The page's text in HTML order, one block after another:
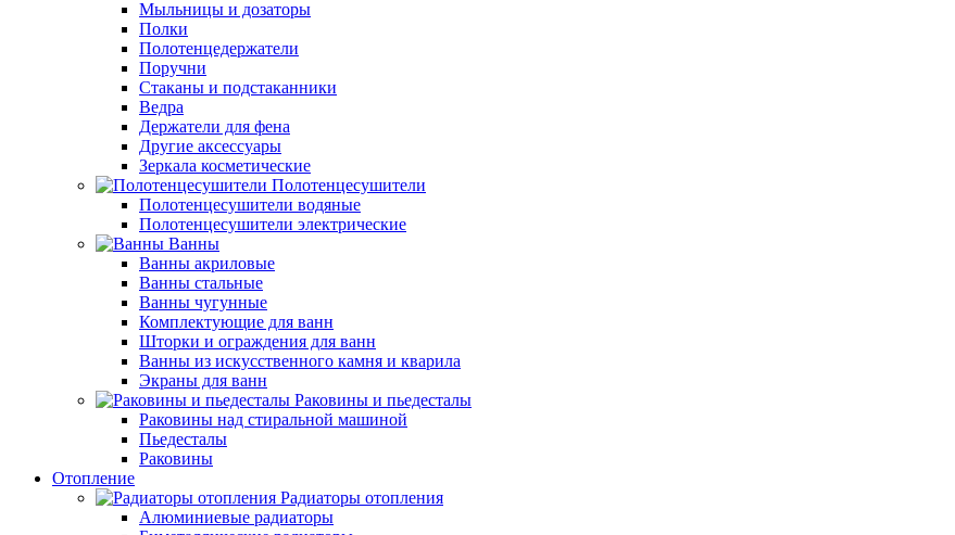
Мыльницы и дозаторы
Полки
Полотенцедержатели
Поручни
Стаканы и подстаканники
Ведра
Держатели для фена
Другие аксессуары
Зеркала косметические
Полотенцесушители
Полотенцесушители водяные
Полотенцесушители электрические
Ванны
Ванны акриловые
Ванны стальные
Ванны чугунные
Комплектующие для ванн
Шторки и ограждения для ванн
Ванны из искусственного камня и кварила
Экраны для ванн
Раковины и пьедесталы
Раковины над стиральной машиной
Пьедесталы
Раковины
Отопление
Радиаторы отопления
Алюминиевые радиаторы